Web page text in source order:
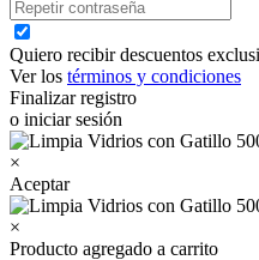
Quiero recibir descuentos
Ver los términos y condiciones
Finalizar registro
o iniciar sesión
×
Aceptar
×
Producto agregado a carrito